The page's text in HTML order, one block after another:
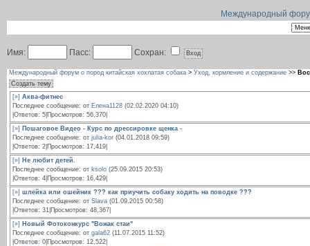
Международный
Имя: Пасс: Сохран:
Международный форум о пород китайская хохлатая собака > Уход, кормление и содержание >>
Создать тему
[»] Аква-фитнес
Последнее сообщение: от Елена1128 (02.02.2020 04:10)
|Ответов: 5|Просмотров: 56,370|
[»]
Пошаговое Видео - Курс по дрессировке щенка -
Последнее сообщение: от julia-kor (04.01.2018 09:59)
|Ответов: 2|Просмотров: 17,419|
[»]
Не любит детей.
Последнее сообщение: от ksolo (25.09.2015 20:53)
|Ответов: 4|Просмотров: 16,429|
[»] шлейка или ошейник ??? как приучить собаку ходить на поводке ???
Последнее сообщение: от Slava (01.09.2015 00:58)
|Ответов: 31|Просмотров: 48,367|
[»]
Новый Фотоконкурс "Вожак стаи"
Последнее сообщение: от gala62 (11.07.2015 11:52)
|Ответов: 0|Просмотров: 12,522|